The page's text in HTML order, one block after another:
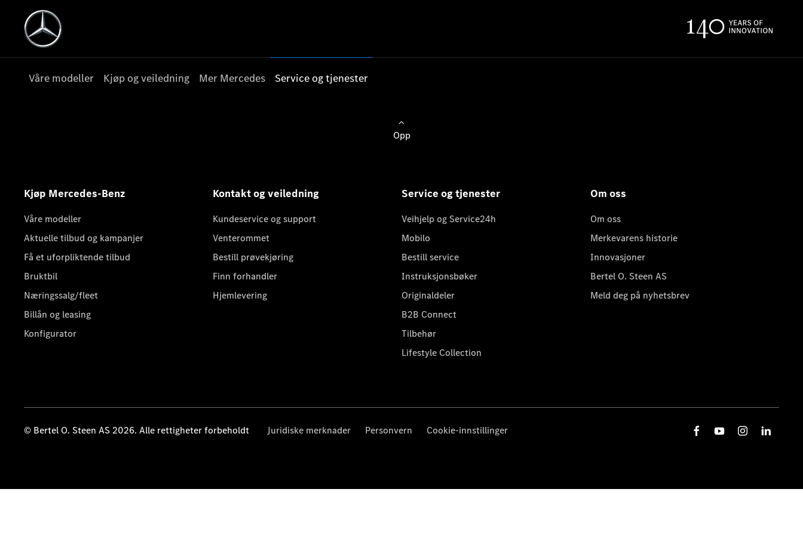
Våre modeller Kjøp og veiledning Mer Mercedes Service og tjenester
Opp
Kjøp Mercedes-Benz
Våre modeller
Aktuelle tilbud og kampanjer
Få et uforpliktende tilbud
Bruktbil
Næringssalg/fleet
Billån og leasing
Konfigurator
Kontakt og veiledning
Kundeservice og support
Venterommet
Bestill prøvekjøring
Finn forhandler
Hjemlevering
Service og tjenester
Veihjelp og Service24h
Mobilo
Bestill service
Instruksjonsbøker
Originaldeler
B2B Connect
Tilbehør
Lifestyle Collection
Om oss
Om oss
Merkevarens historie
Innovasjoner
Bertel O. Steen AS
Meld deg på nyhetsbrev
© Bertel O. Steen AS 2026. Alle rettigheter forbeholdt Juridiske merknader Personvern Cookie-innstillinger